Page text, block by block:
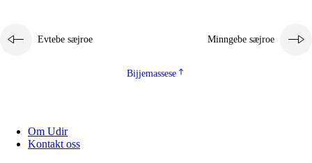
Evtebe sæjroe Minngebe sæjroe
Bijjemassese
Om Udir
Kontakt oss